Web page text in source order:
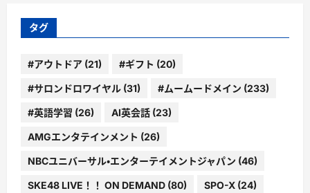
ー
タグ
#アウトドア (21) #ギフト (20)
#サロンドロワイヤル (31) #ムームードメイン (233)
#英語学習 (26) AI英会話 (23)
AMGエンタテインメント (26)
NBCユニバーサル・エンターテイメントジャパン (46)
SKE48 LIVE！！ ON DEMAND (80) SPO-X (24)